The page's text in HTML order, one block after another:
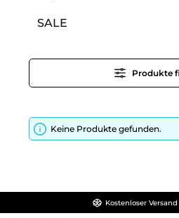
SALE
Produkte
Keine Produkte gefunden.
Kostenloser